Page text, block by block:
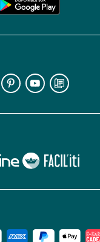
lien vers Faciliti
lien vers l'espace réseaux sociaux lien vers l'espace réseaux sociaux lien vers le blog la redoute